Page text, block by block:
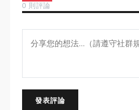
0 則評論
發表評論